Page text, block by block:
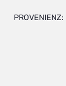
PROVENIENZ: